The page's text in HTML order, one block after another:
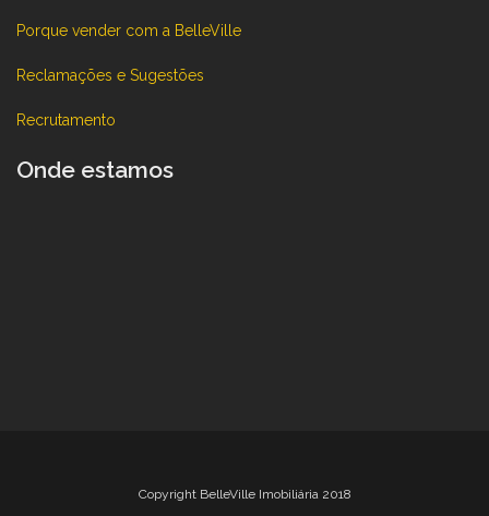
Porque vender com a BelleVille
Reclamações e Sugestões
Recrutamento
Onde estamos
Copyright BelleVille Imobiliária 2018